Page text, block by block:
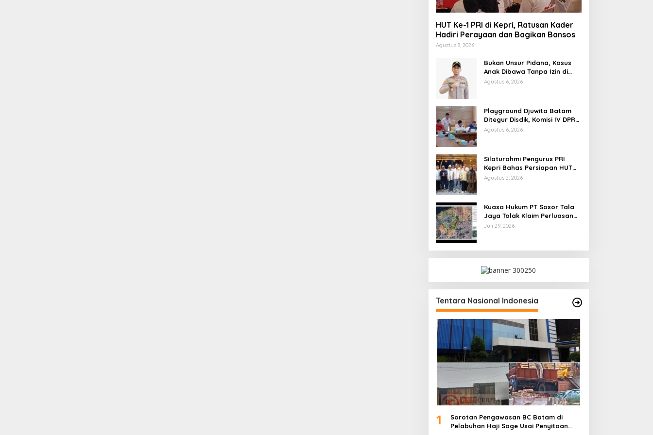
HUT Ke-1 PRI di Kepri, Ratusan Kader
Hadiri Perayaan dan Bagikan Bansos
Agustus 8, 2026
Bukan Unsur Pidana, Kasus
Anak Dibawa Tanpa Izin di
Lubuk Baja Dihentikan
Agustus 6, 2026
Playground Djuwita Batam
Ditegur Disdik, Komisi IV DPRD
Jadwalkan Sidak
Agustus 6, 2026
Silaturahmi Pengurus PRI
Kepri Bahas Persiapan HUT
Ke-1 dan Penguatan
Agustus 2, 2026
Kuasa Hukum PT Sosor Tala
Jaya Tolak Klaim Perluasan
Kampung Tua Batu Merah
Juli 29, 2026
Tentara Nasional Indonesia
1
Sorotan Pengawasan BC Batam di
Pelabuhan Haji Sage Usai Penyitaan